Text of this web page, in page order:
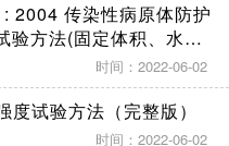
2004 传染性病原体防护
验方法(固定体积、水平
时间：2022-06-02
试验方法（完整版）
时间：2022-06-02